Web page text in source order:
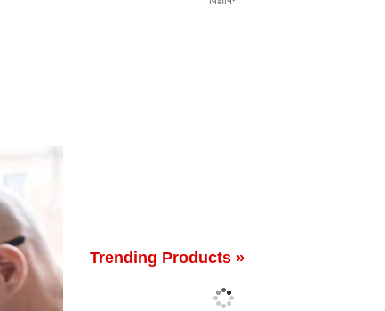
Trending Products »